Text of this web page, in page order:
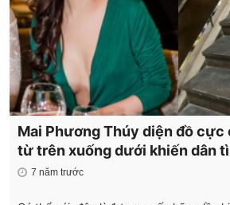
Mai Phương Thúy diện đồ cực
từ trên xuống dưới khiến dân
7 năm trước